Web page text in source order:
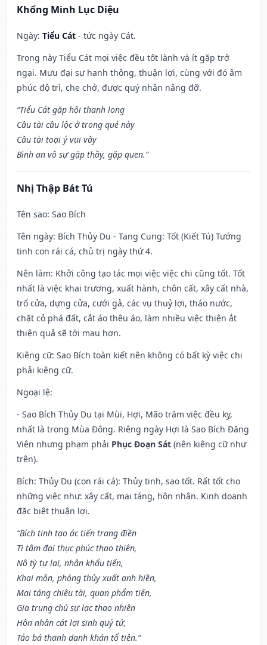
Khổng Minh Lục Diệu
Ngày: Tiểu Cát - tức ngày Cát.
Trong này Tiểu Cát mọi việc đều tốt lành và ít gặp trở
ngại. Mưu đại sự hanh thông, thuận lợi, cùng với đó âm
phúc độ trì, che chở, được quý nhân nâng đỡ.
“Tiểu Cát gặp hội thanh long
Cầu tài cầu lộc ở trong quẻ này
Cầu tài toại ý vui vầy
Bình an vô sự gặp thầy, gặp quen.”
Nhị Thập Bát Tú
Tên sao: Sao Bích
Tên ngày: Bích Thủy Du - Tang Cung: Tốt (Kiết Tú) Tướng
tinh con rái cá, chủ trị ngày thứ 4.
Nên làm: Khởi công tạo tác mọi việc việc chi cũng tốt. Tốt
nhất là việc khai trương, xuất hành, chôn cất, xây cất nhà,
trổ cửa, dựng cửa, cưới gả, các vụ thuỷ lợi, tháo nước,
chặt cỏ phá đất, cắt áo thêu áo, làm nhiều việc thiện ắt
thiện quả sẽ tới mau hơn.
Kiêng cữ: Sao Bích toàn kiết nên không có bất kỳ việc chi
phải kiêng cữ.
Ngoại lệ:
- Sao Bích Thủy Du tại Mùi, Hợi, Mão trăm việc đều kỵ,
nhất là trong Mùa Đông. Riêng ngày Hợi là Sao Bích Đăng
Viên nhưng phạm phải Phục Đoạn Sát (nên kiêng cữ như
trên).
Bích: Thủy Du (con rái cá): Thủy tinh, sao tốt. Rất tốt cho
những việc như: xây cất, mai táng, hôn nhân. Kinh doanh
đặc biệt thuận lợi.
“Bích tinh tạo ác tiến trang điền
Ti tâm đại thục phúc thao thiên,
Nô tỳ tự lai, nhân khẩu tiến,
Khai môn, phóng thủy xuất anh hiền,
Mai táng chiêu tài, quan phẩm tiến,
Gia trung chủ sự lạc thao nhiên
Hôn nhân cát lợi sinh quý tử,
Tảo bá thanh danh khán tổ tiên.”